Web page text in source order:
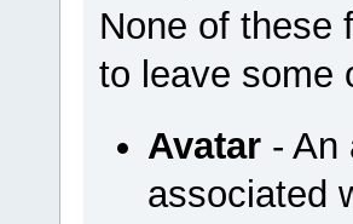
None of these
to leave some
Avatar- An
associated